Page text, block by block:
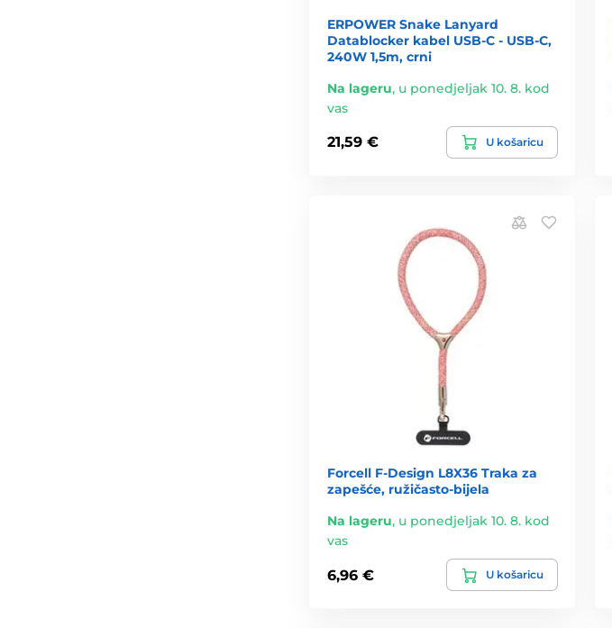
ERPOWER Snake Lanyard
Datablocker kabel USB-C - USB-C,
240W 1,5m, crni
Na lageru, u ponedjeljak 10. 8. kod
vas
21,59 € U košaricu
Forcell F-Design L8X36 Traka za
zapešće, ružičasto-bijela
Na lageru, u ponedjeljak 10. 8. kod
vas
6,96 € U košaricu